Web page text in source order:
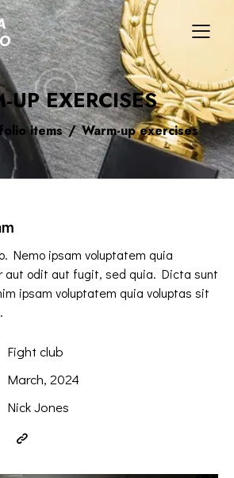
UP EXERCISES
items Warm-up exercises
Nemo ipsam voluptatem quia
aut odit aut fugit, sed quia. Dicta sunt
ipsam voluptatem quia voluptas sit
Fight club
March, 2024
Nick Jones